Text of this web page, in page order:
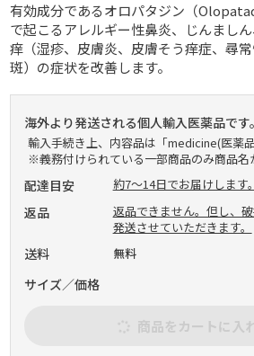
有効成分であるオロパタジン（
で起こるアレルギー性鼻炎、じんまし
痒（湿疹、皮膚炎、皮膚そう痒症、尋
斑）の症状を改善します。
海外より発送される個人輸入医薬品です。
輸入手続き上、内容品は「medicine(医薬
※義務付けられている一部商品のみ商品名
配達目安 約7～14日でお届けします。
返品
返品できません。但し、
発送させていただきます。
送料 無料
サイズ／価格
商品をカートに入